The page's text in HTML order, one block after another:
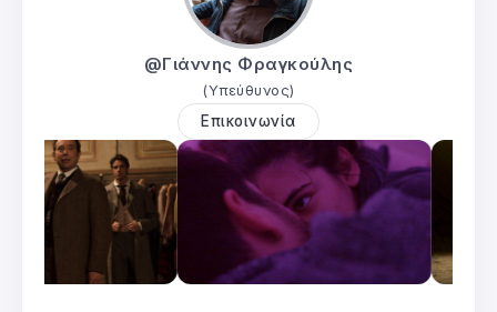
@Γιάννης Φραγκούλης
(Υπεύθυνος)
Επικοινωνία